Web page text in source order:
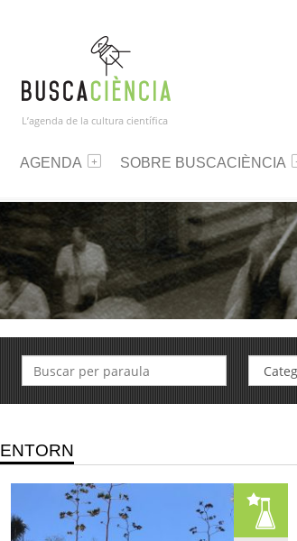
L’agenda de la cultura científica
AGENDA SOBRE BUSCACIÈNCIA
ENTORN